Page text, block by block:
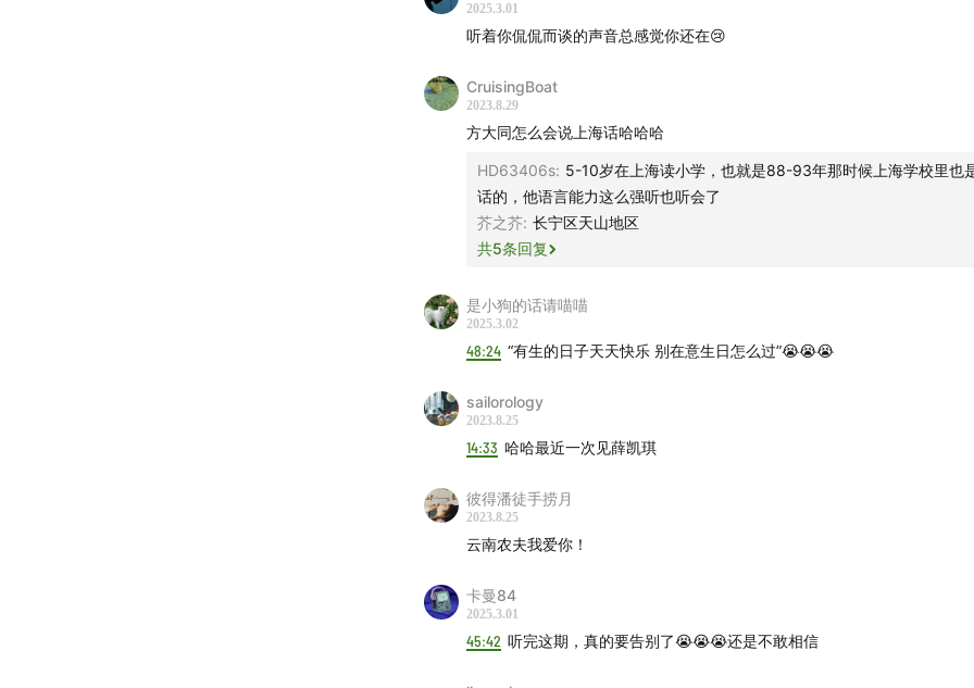
杜德伟 小虫
伍佰1 2 张楚 宋冬野
方文山 黄俊郎
周华健 赵传
张洪量 李泉 周传雄 林志炫
任贤齐 吴克群 黄义达 苏见信
陈楚生 林志颖 钟汉良 王耀庆
施鑫文月 地磁卡 夏之禹 Lu1
裘德1
2 肖骏
鱼翅
Leo1Bee
女生宿舍
孙燕姿1
2
戴佩妮1 2
蔡健雅 蔡依林
张惠妹
莫文蔚 郑秀文
林忆莲 陈慧娴
杨乃文 陈珊妮
黄龄 伊能静 黄圣依 金海心
2025.3.01
听着你侃侃而谈的声音总感觉你还在😢
CruisingBoat
2023.8.29
方大同怎么会说上海话哈哈哈
HD63406s: 5-10岁在上海读小学，也就是88-93年那时候上海学校里也
话的，他语言能力这么强听也听会了
芥之芥: 长宁区天山地区
共5条回复
是小狗的话请喵喵
2025.3.02
48:24 “有生的日子天天快乐 别在意生日怎么过”😭😭😭
sailorology
2023.8.25
14:33 哈哈最近一次见薛凯琪
彼得潘徒手捞月
2023.8.25
云南农夫我爱你！
卡曼84
2025.3.01
45:42 听完这期，真的要告别了😭😭😭还是不敢相信